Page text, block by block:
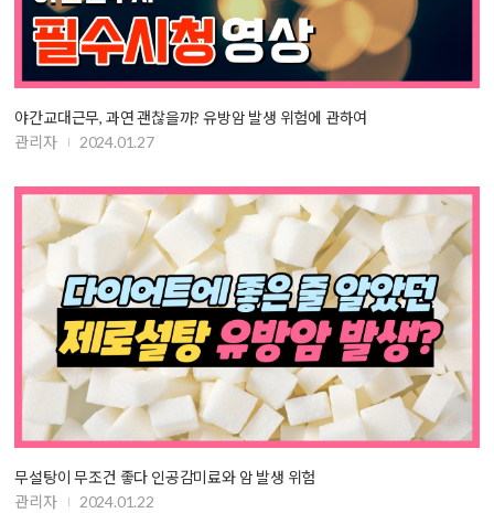
야간교대근무, 과연 괜찮을까? 유방암 발생 위험에 관하여
관리자
2024.01.27
무설탕이 무조건 좋다 인공감미료와 암 발생 위험
관리자
2024.01.22